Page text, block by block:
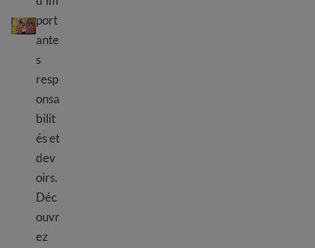
Responsabilité civique
port
ante
s
resp
onsa
bilit
és et
dev
oirs.
Déc
ouvr
ez